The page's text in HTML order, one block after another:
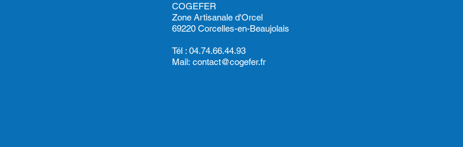
COGEFER
Zone Artisanale d'Orcel
69220 Corcelles-en-Beaujolais
Tél : 04.74.66.44.93
Mail: contact@cogefer.fr